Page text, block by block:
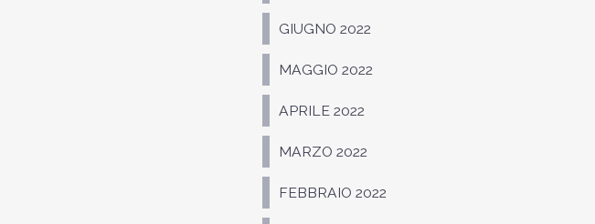
GIUGNO 2022
MAGGIO 2022
APRILE 2022
MARZO 2022
FEBBRAIO 2022